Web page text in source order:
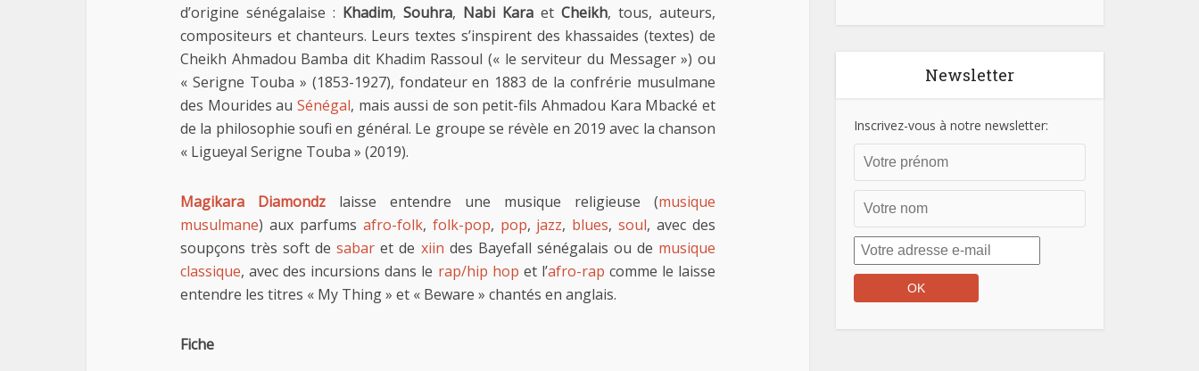
d’origine sénégalaise : Khadim, Souhra, Nabi Kara et Cheikh, tous, auteurs,
compositeurs et chanteurs. Leurs textes s’inspirent des khassaides (textes) de
Cheikh Ahmadou Bamba dit Khadim Rassoul (« le serviteur du Messager ») ou
« Serigne Touba » (1853-1927), fondateur en 1883 de la confrérie musulmane
des Mourides au Sénégal, mais aussi de son petit-fils Ahmadou Kara Mbacké et
de la philosophie soufi en général. Le groupe se révèle en 2019 avec la chanson
« Ligueyal Serigne Touba » (2019).
Magikara Diamondz laisse entendre une musique religieuse (musique
musulmane) aux parfums afro-folk, folk-pop, pop, jazz, blues,soul, avec des
soupçons très soft desabar et de xiin des Bayefall sénégalais ou de musique
classique, avec des incursions dans le rap/hip hop et l’afro-rap comme le laisse
entendre les titres « My Thing » et « Beware » chantés en anglais.
Fiche
Newsletter
Inscrivez-vous à notre newsletter: